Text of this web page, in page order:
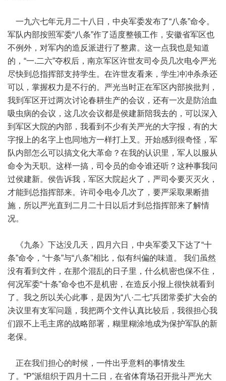
一九六七年元月二十八日，中央军委发布了“八条”命令。
军队内部按照军委“八条”作了适度整顿工作，安徽省军区也
不例外，对军内的造反派进行了整肃。这一点我也是知道
的，“一.二六”夺权后，南京军区许世友司令员几次电令严光
尽快到总指挥部支持学生。在许世友看来，学生冲冲杀杀还
可以，掌握权力是不行的。严光当时正在军区内部挨批判，
我到军区开过两次讨论春耕生产的会议，还有一次是防治血
吸虫病的会议，这几次会议都是侯建新陪我去的，可以深入
到军区大院的内部，我看到不少有关严光的大字报，有的大
字报上的名字上也同地方一样打上叉。开始感到很奇怪，军
队内部怎么可以搞文化大革命？在我的认识里，军人以服从
命令为天职。这样一搞，司令员的命令谁还听？这种事我问
过侯建新。侯告诉我，军区大院起火了，严司令要灭灭火，
才能到总指挥部来。许司令电令几次了，要严采取果断措
施，所以严光直到二月二十日以后才到总指挥部来了解情
况。
《九条》下达没几天，四月六日，中央军委又下达了“十
条”命令，“十条”与“八条”相比，似有纠偏的味道。 我们虽然
没有看到文件，在那个混乱的日子里，什么机密也保不住，
何况军委“十条”命令也不是机密，在造反小报上很快就看到
了。我之所以关心此事，是因为“八·二七”兵团常委扩大会的
决议里有支军问题，我把两个文件认真比较后，我很担心我
们跟不上毛主席的战略部署，糊里糊涂地成为保护军队的新
老保。
正在我们担心的时候，一件出乎意料的事情发生
了。“P”派组织于四月十二日，在省体育场召开批斗严光大